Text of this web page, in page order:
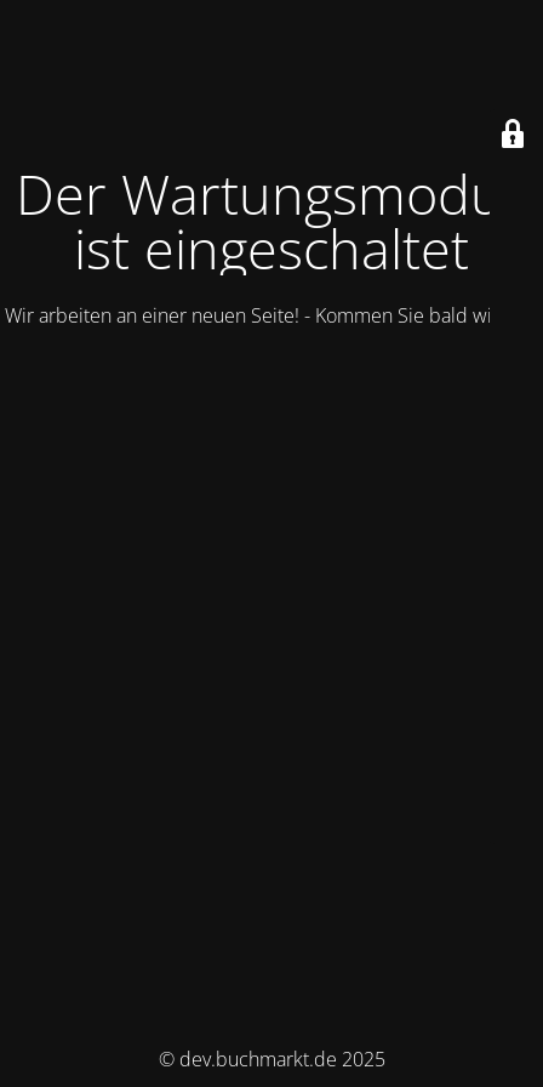
Der Wartungsmodus
ist eingeschaltet
Wir arbeiten an einer neuen Seite! - Kommen Sie bald wieder.
© dev.buchmarkt.de 2025